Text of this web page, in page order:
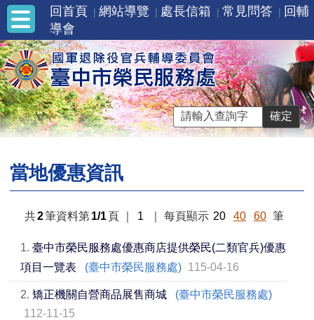
回首頁 網站導覽 處長信箱 常見問答
回輔
導會
當地優惠資訊
共2筆資料第1/1頁 1 每頁顯示 20 40 60 筆
1. 臺中市榮民服務處優惠商店提供榮民(二類官兵)優惠
項目一覽表
(臺中市榮民服務處) 115-04-16
2. 矯正機關自營商品展售商城
(臺中市榮民服務處)
112-11-15